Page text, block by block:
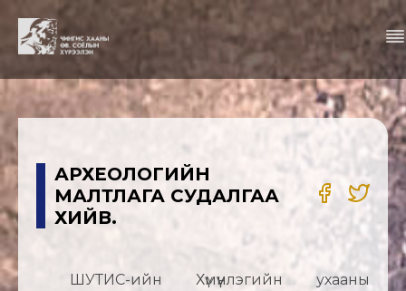
АРХЕОЛОГИЙН
МАЛТЛАГА СУДАЛГАА
ХИЙВ.
ШУТИС-ийн Хүмүүнлэгийн ухааны